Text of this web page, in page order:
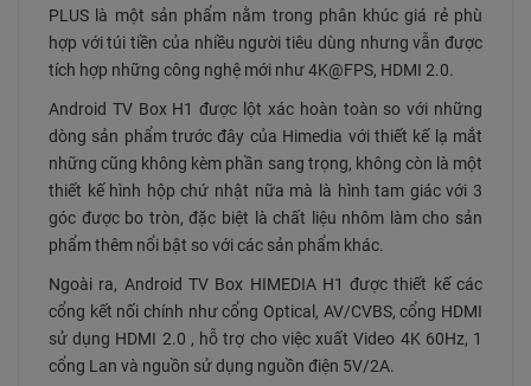
PLUS là một sản phẩm nằm trong phân khúc giá rẻ phù
hợp với túi tiền của nhiều người tiêu dùng nhưng vẫn được
tích hợp những công nghệ mới như 4K@FPS, HDMI 2.0.
Android TV Box H1 được lột xác hoàn toàn so với những
dòng sản phẩm trước đây của Himedia với thiết kế lạ mắt
những cũng không kèm phần sang trọng, không còn là một
thiết kế hình hộp chứ nhật nữa mà là hình tam giác với 3
góc được bo tròn, đặc biệt là chất liệu nhôm làm cho sản
phẩm thêm nổi bật so với các sản phẩm khác.
Ngoài ra, Android TV Box HIMEDIA H1 được thiết kế các
cổng kết nối chính như cổng Optical, AV/CVBS, cổng HDMI
sử dụng HDMI 2.0 , hỗ trợ cho việc xuất Video 4K 60Hz, 1
cổng Lan và nguồn sử dụng nguồn điện 5V/2A.